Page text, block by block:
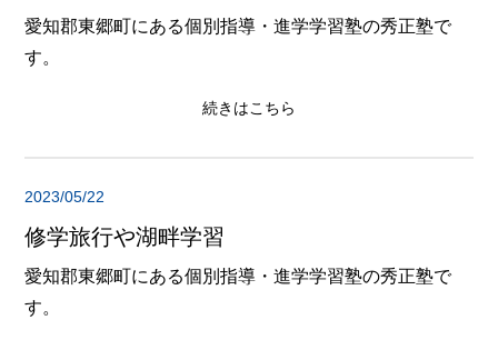
愛知郡東郷町にある個別指導・進学学習塾の秀正塾で
す。
続きはこちら
2023/05/22
修学旅行や湖畔学習
愛知郡東郷町にある個別指導・進学学習塾の秀正塾で
す。